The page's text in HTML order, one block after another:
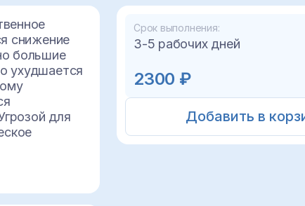
снижение
большие
ухудшается
для
Срок выполнения:
3-5 рабочих дней
2300 ₽
Добавить в